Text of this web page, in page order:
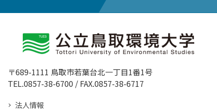
〒689-1111 鳥取市若葉台北一丁目1番1号
TEL.0857-38-6700 / FAX.0857-38-6717
法人情報